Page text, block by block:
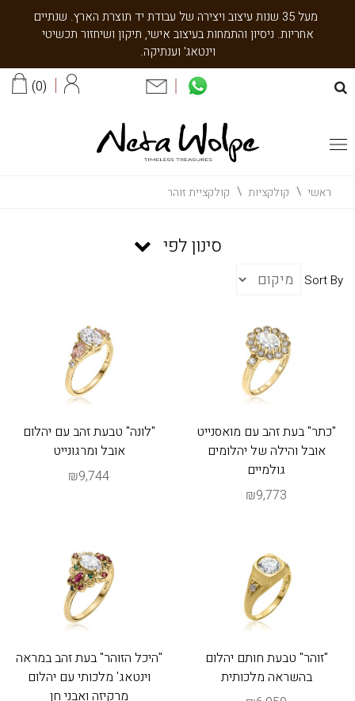
מעל 35 שנות עיצוב ויצירה של עבודת יד תוצרת הארץ. שנתיים
אחריות. ניסיון והתמחות בעיצוב אישי, תיקון ושיחזור תכשיטי
וינטאג' וענתיקה.
0
ראשי קולקציות קולקציית זוהר
Sort By
"כתר" בעת זהב עם מואסנייט
אובל והילה של יהלומים
גולמיים
₪9,773
"לונה" טבעת זהב עם יהלום
אובל ומרגונייט
₪9,744
"זוהר" טבעת חותם יהלום
בהשראה מלכותית
"היכל הזוהר" בעת זהב במראה
וינטאג' מלכותי עם יהלום
מרקיזה ואבני חן
סינון לפי